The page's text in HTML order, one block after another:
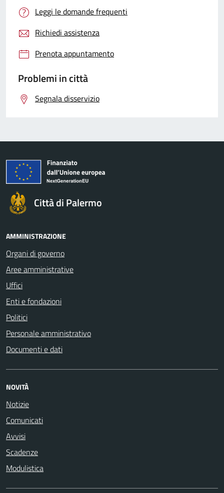
Leggi le domande frequenti
Richiedi assistenza
Prenota appuntamento
Problemi in città
Segnala disservizio
Città di Palermo
AMMINISTRAZIONE
Organi di governo
Aree amministrative
Uffici
Enti e fondazioni
Politici
Personale amministrativo
Documenti e dati
NOVITÀ
Notizie
Comunicati
Avvisi
Scadenze
Modulistica